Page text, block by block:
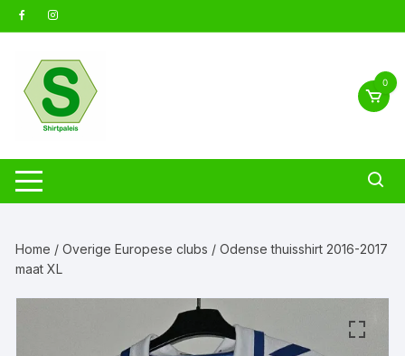
naar
0
Home /Overige Europese clubs / Odense thuisshirt 2016-2017
maat XL